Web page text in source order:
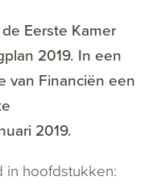
Eerste Kamer
2019. In een
van Financiën een
2019.
in hoofdstukken: